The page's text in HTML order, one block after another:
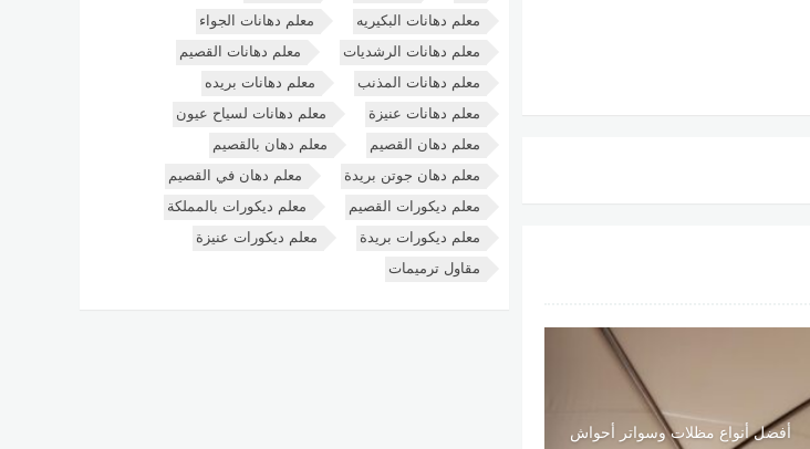
أفضل أنواع مظلات وسواتر أحواش
معلم دهانات البكيريه
معلم دهانات الجواء
معلم دهانات الرشديات
معلم دهانات القصيم
معلم دهانات المذنب
معلم دهانات بريده
معلم دهانات عنيزة
معلم دهانات لسياح عيون
معلم دهان القصيم
معلم دهان بالقصيم
معلم دهان جوتن بريدة
معلم دهان في القصيم
معلم ديكورات القصيم
معلم ديكورات بالمملكة
معلم ديكورات بريدة
معلم ديكورات عنيزة
مقاول ترميمات